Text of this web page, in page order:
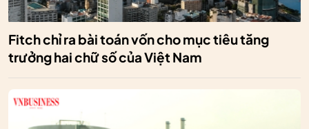
Fitch chỉ ra bài toán vốn cho mục tiêu tăng
trưởng hai chữ số của Việt Nam